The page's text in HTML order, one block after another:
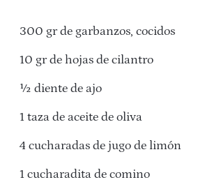
300 gr de garbanzos, cocidos
10 gr de hojas de cilantro
½ diente de ajo
1 taza de aceite de oliva
4 cucharadas de jugo de limón
1 cucharadita de comino